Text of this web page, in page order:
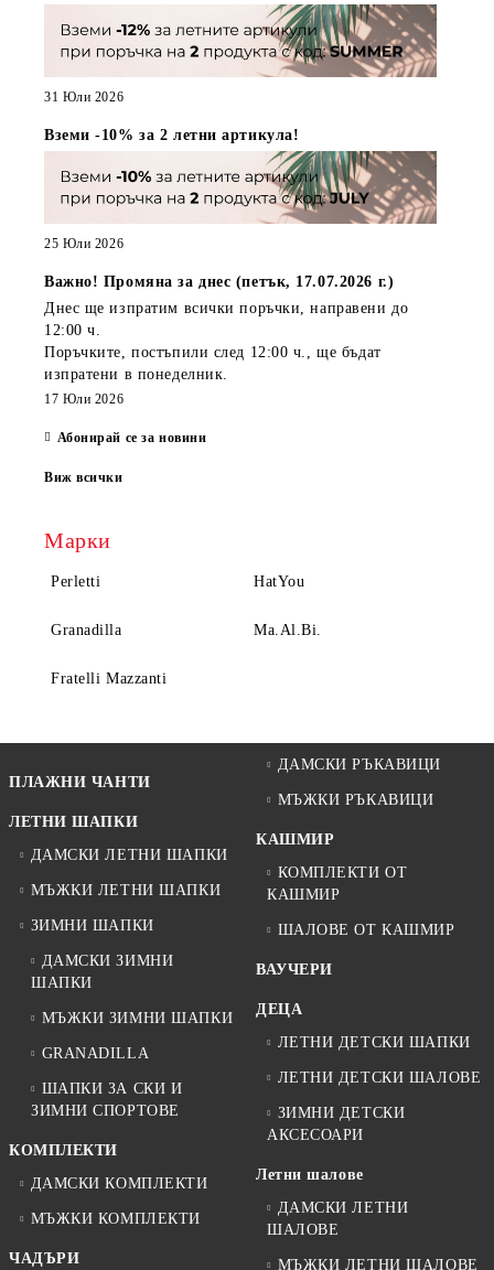
31 Юли 2026
Вземи -10% за 2 летни артикула!
25 Юли 2026
Важно! Промяна за днес (петък, 17.07.2026 г.)
Днес ще изпратим всички поръчки, направени до
12:00 ч.
Поръчките, постъпили след 12:00 ч.
, ще бъдат
изпратени в понеделник
17 Юли 2026
Абонирай се за новини
Виж всички
Марки
Perletti HatYou
Granadilla Ma.Al.Bi.
Fratelli Mazzanti
ПЛАЖНИ ЧАНТИ
ЛЕТНИ ШАПКИ
ДАМСКИ ЛЕТНИ ШАПКИ
МЪЖКИ ЛЕТНИ ШАПКИ
ЗИМНИ ШАПКИ
ДАМСКИ ЗИМНИ
ШАПКИ
МЪЖКИ ЗИМНИ ШАПКИ
GRANADILLA
ШАПКИ ЗА СКИ И
ЗИМНИ СПОРТОВЕ
КОМПЛЕКТИ
ДАМСКИ КОМПЛЕКТИ
МЪЖКИ КОМПЛЕКТИ
ЧАДЪРИ
ДАМСКИ РЪКАВИЦИ
МЪЖКИ РЪКАВИЦИ
КАШМИР
КОМПЛЕКТИ ОТ
КАШМИР
ШАЛОВЕ ОТ КАШМИР
ВАУЧЕРИ
ДЕЦА
ЛЕТНИ ДЕТСКИ ШАПКИ
ЛЕТНИ ДЕТСКИ ШАЛОВЕ
ЗИМНИ ДЕТСКИ
АКСЕСОАРИ
Летни шалове
ДАМСКИ ЛЕТНИ
ШАЛОВЕ
МЪЖКИ ЛЕТНИ ШАЛОВЕ